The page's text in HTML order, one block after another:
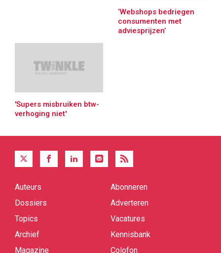
‘Webshops bedriegen
consumenten met
adviesprijzen’
'Supers misbruiken btw-
verhoging niet'
Quick
Auteurs
Dossiers
Topics
Archief
Magazine
Abonneren
Adverteren
Vacatures
Kennisbank
Colofon